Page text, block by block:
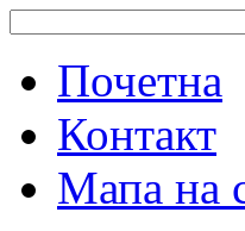
Почетна
Контакт
Мапа на